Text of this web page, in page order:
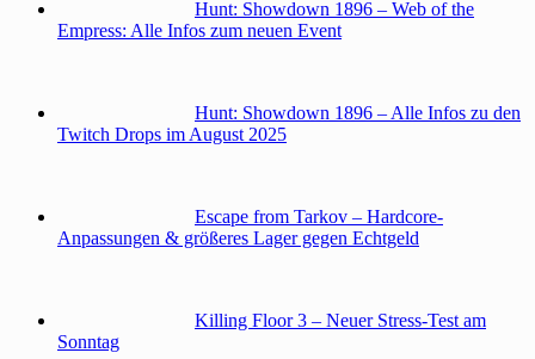
Hunt: Showdown 1896 – Web of the
Empress: Alle Infos zum neuen Event
Hunt: Showdown 1896 – Alle Infos zu den
Twitch Drops im August 2025
Escape from Tarkov – Hardcore-
Anpassungen & größeres Lager gegen Echtgeld
Killing Floor 3 – Neuer Stress-Test am
Sonntag